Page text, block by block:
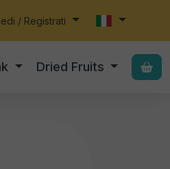
/ Registrati
Dried Fruits